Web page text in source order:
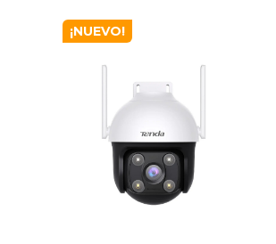
¡NUEVO!